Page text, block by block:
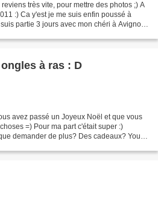
très vite, pour mettre des photos ;) A
:) Ca y'est je me suis enfin poussé à
partie 3 jours avec mon chéri à Avignon,
à ras : D
avez passé un Joyeux Noël et que vous
=) Pour ma part c'était super :)
demander de plus? Des cadeaux? Youpi